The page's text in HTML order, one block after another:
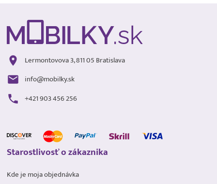
Lermontovova 3, 811 05 Bratislava
info@mobilky.sk
+421 903 456 256
Starostlivosť o zákaznika
Kde je moja objednávka